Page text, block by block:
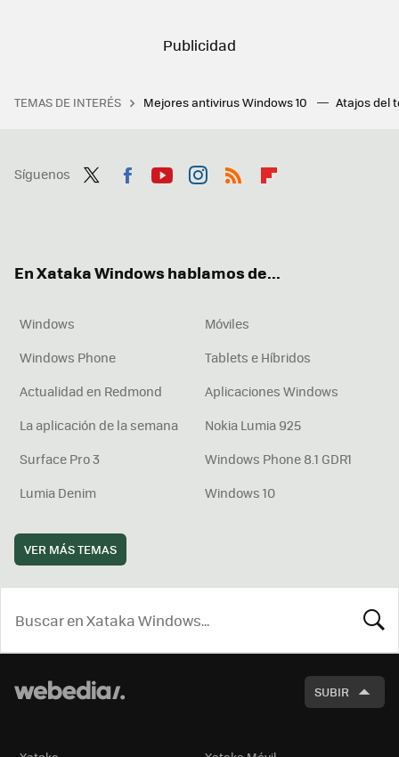
TEMAS DE INTERÉS Mejores antivirus Windows 10 Atajos del
Síguenos
En Xataka Windows hablamos de...
Windows
Móviles
Windows Phone
Tablets e Híbridos
Actualidad en Redmond
Aplicaciones Windows
La aplicación de la semana
Nokia Lumia 925
Surface Pro 3
Windows Phone 8.1 GDR1
Lumia Denim
Windows 10
VER MÁS TEMAS
SUBIR